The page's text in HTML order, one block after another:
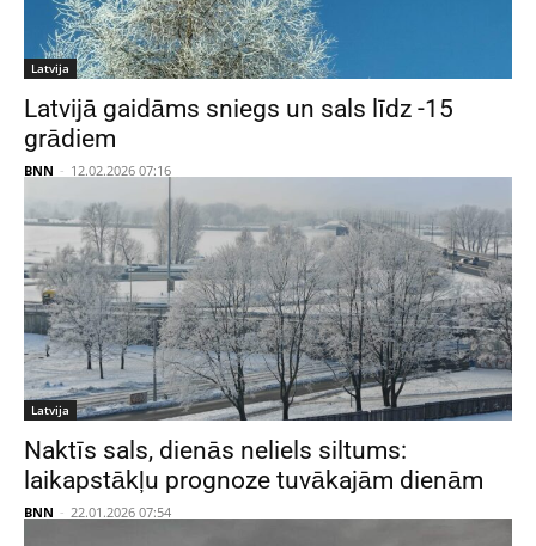
Latvija
Latvijā gaidāms sniegs un sals līdz -15
grādiem
BNN - 12.02.2026 07:16
Latvija
Naktīs sals, dienās neliels siltums:
laikapstākļu prognoze tuvākajām dienām
BNN - 22.01.2026 07:54